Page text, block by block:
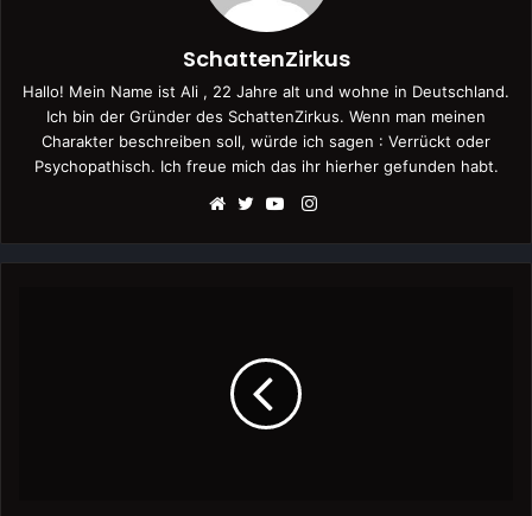
SchattenZirkus
Hallo! Mein Name ist Ali , 22 Jahre alt und wohne in Deutschland.
Ich bin der Gründer des SchattenZirkus. Wenn man meinen
Charakter beschreiben soll, würde ich sagen : Verrückt oder
Psychopathisch. Ich freue mich das ihr hierher gefunden habt.
Instagram